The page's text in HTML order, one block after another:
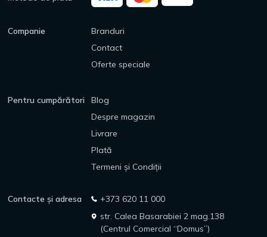
Companie
Branduri
Contact
Oferte speciale
Pentru cumpărători
Blog
Despre magazin
Livrare
Plată
Termeni și Condiții
Contacte și adresa
+373 620 11 000
str. Calea Basarabiei 2 mag.138
(Centrul Comercial “Domus”)